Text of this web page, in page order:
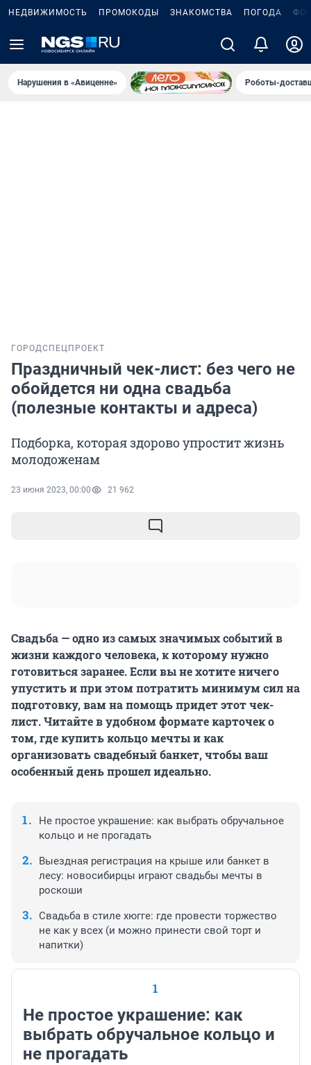
НЕДВИЖИМОСТЬ ПРОМОКОДЫ ЗНАКОМСТВА ПОГОДА
Нарушения в «Авиценне» Роботы-
ГОРОДСПЕЦПРОЕКТ
Праздничный чек-лист: без чего не
обойдется ни одна свадьба
(полезные контакты и адреса)
Подборка, которая здорово упростит жизнь
молодоженам
23 июня 2023, 00:00 21 962
Свадьба — одно из самых значимых событий в
жизни каждого человека, к которому нужно
готовиться заранее. Если вы не хотите ничего
упустить и при этом потратить минимум сил на
подготовку, вам на помощь придет этот чек-
лист. Читайте в удобном формате карточек о
том, где купить кольцо мечты и как
организовать свадебный банкет, чтобы ваш
особенный день прошел идеально.
Не простое украшение: как выбрать обручальное
кольцо и не прогадать
Выездная регистрация на крыше или банкет в
лесу: новосибирцы играют свадьбы мечты в
роскоши
Свадьба в стиле хюгге: где провести торжество
не как у всех (и можно принести свой торт и
напитки)
1
Не простое украшение: как
выбрать обручальное кольцо и
не прогадать